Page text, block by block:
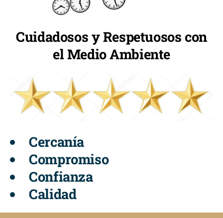
Cuidadosos y Respetuosos con
el Medio Ambiente
Cercanía
Compromiso
Confianza
Calidad